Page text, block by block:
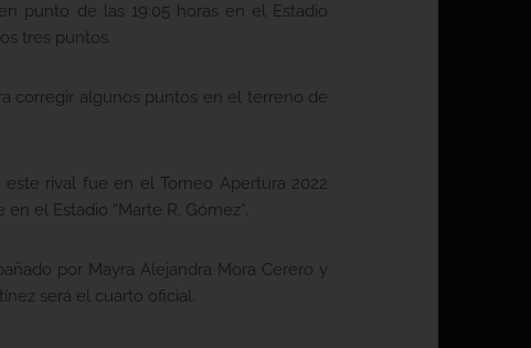
punto de las 19:05 horas en el Estadio
tres puntos.
corregir algunos puntos en el terreno de
rival fue en el Torneo Apertura 2022
el Estadio “Marte R. Gómez”.
por Mayra Alejandra Mora Cerero y
será el cuarto oficial.